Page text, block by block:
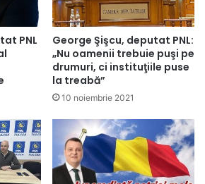
PNL
George Şişcu, deputat PNL:
„Nu oamenii trebuie puşi pe
drumuri, ci instituţiile puse
la treabă”
10 noiembrie 2021